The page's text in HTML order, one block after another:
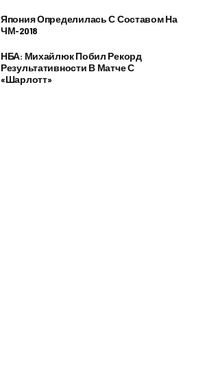
Япония Определилась С Составом На
ЧМ-2018
НБА: Михайлюк Побил Рекорд
Результативности В Матче С
«Шарлотт»